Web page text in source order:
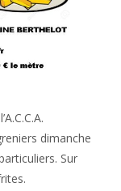
dimanche
Sur